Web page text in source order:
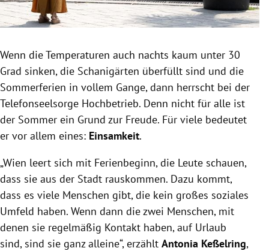
Untermenü
Wenn die Temperaturen auch nachts kaum unter 30
Grad sinken, die Schanigärten überfüllt sind und die
Sommerferien in vollem Gange, dann herrscht bei der
Telefonseelsorge Hochbetrieb. Denn nicht für alle ist
der Sommer ein Grund zur Freude. Für viele bedeutet
er vor allem eines: Einsamkeit.
„Wien leert sich mit Ferienbeginn, die Leute schauen,
dass sie aus der Stadt rauskommen. Dazu kommt,
dass es viele Menschen gibt, die kein großes soziales
Umfeld haben. Wenn dann die zwei Menschen, mit
denen sie regelmäßig Kontakt haben, auf Urlaub
sind, sind sie ganz alleine“, erzählt Antonia Keßelring,